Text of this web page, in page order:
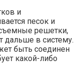
и
песок и
решетки,
дальше в систему.
быть соединен
какой-либо